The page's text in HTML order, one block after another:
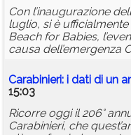
Con l’inaugurazione
luglio, si è
Beach for Babies,
causa dell’emergenza
Carabinieri: i dati di un
15:03
Ricorre oggi il 206°
Carabinieri, che